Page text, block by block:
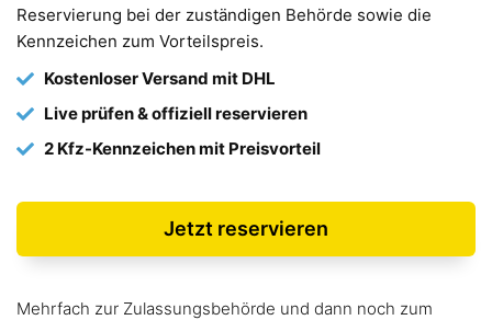
Reservierung bei der zuständigen Behörde sowie die
Kennzeichen zum Vorteilspreis.
Kostenloser Versand mit DHL
Live prüfen & offiziell reservieren
2 Kfz-Kennzeichen mit Preisvorteil
Jetzt reservieren
Mehrfach zur Zulassungsbehörde und dann noch zum